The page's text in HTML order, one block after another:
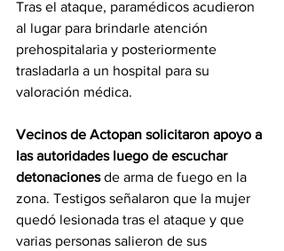
Tras el ataque, paramédicos acudieron
al lugar para brindarle atención
prehospitalaria y posteriormente
trasladarla a un hospital para su
valoración médica.
Vecinos de Actopan solicitaron apoyo a
las autoridades luego de escuchar
detonaciones de arma de fuego en la
zona. Testigos señalaron que la mujer
quedó lesionada tras el ataque y que
varias personas salieron de sus